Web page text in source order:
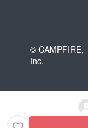
© CAMPFIRE,
Inc.